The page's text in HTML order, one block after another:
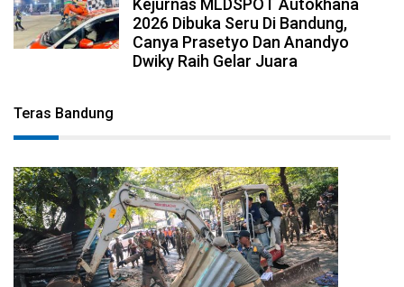
Kejurnas MLDSPOT Autokhana
2026 Dibuka Seru Di Bandung,
Canya Prasetyo Dan Anandyo
Dwiky Raih Gelar Juara
Teras Bandung